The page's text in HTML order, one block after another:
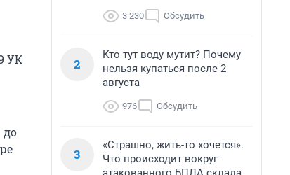
УК
до
3 230 Обсудить
2
Кто тут воду мутит? Почему
нельзя купаться после 2
августа
976 Обсудить
3
«Страшно, жить-то хочется».
Что происходит вокруг